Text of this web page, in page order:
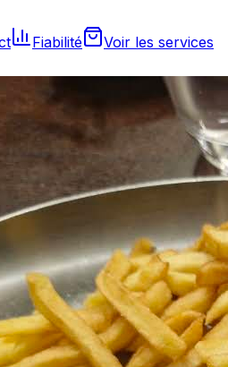
Fiabilité
Voir les services